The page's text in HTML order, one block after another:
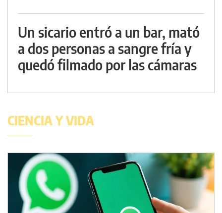
Un sicario entró a un bar, mató
a dos personas a sangre fría y
quedó filmado por las cámaras
CIENCIA Y VIDA